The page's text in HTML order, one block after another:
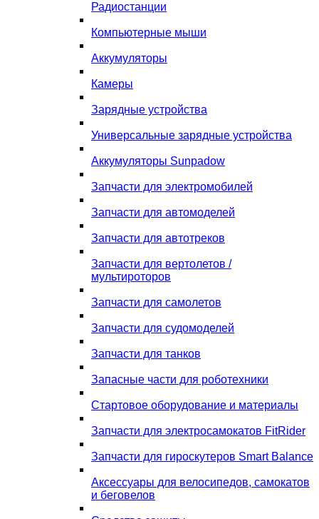
Радиостанции
Компьютерные мыши
Аккумуляторы
Камеры
Зарядные устройства
Универсальные зарядные устройства
Аккумуляторы Sunpadow
Запчасти для электромобилей
Запчасти для автомоделей
Запчасти для автотреков
Запчасти для вертолетов /
мультироторов
Запчасти для самолетов
Запчасти для судомоделей
Запчасти для танков
Запасные части для роботехники
Стартовое оборудование и материалы
Запчасти для электросамокатов FitRider
Запчасти для гироскутеров Smart Balance
Аксессуары для велосипедов, самокатов
и беговелов